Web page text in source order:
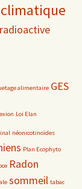
alimentaire GES
Loi Elan
néonicotinoïdes
Plan Ecophyto
Radon
sommeil tabac